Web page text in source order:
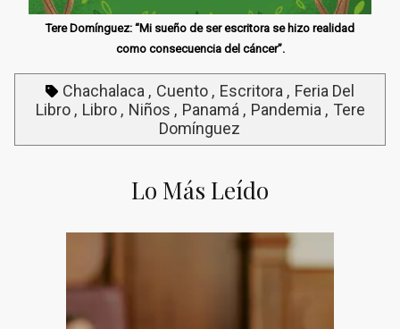
Tere Domínguez: “Mi sueño de ser escritora se hizo realidad
como consecuencia del cáncer”.
Chachalaca Cuento Escritora
Feria Del
Libro
Libro Niños Panamá Pandemia
Tere
Domínguez
Lo Más Leído